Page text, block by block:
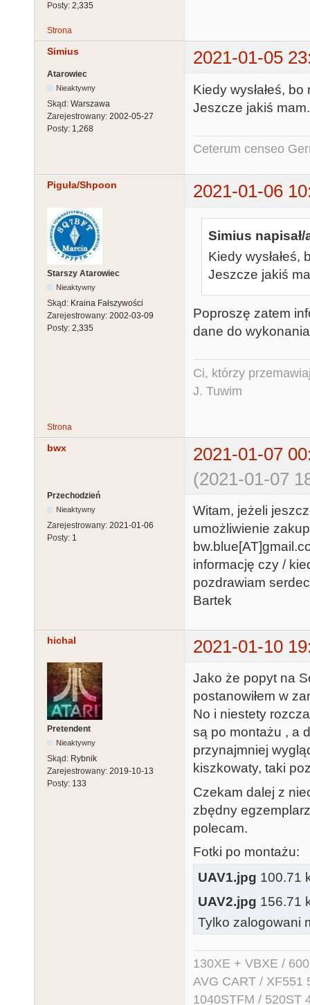
Posty: 2,335
Strona
Simius 2021-01-05
Atarowiec
Nieaktywny
Skąd: Warszawa
Zarejestrowany: 2002-05-27
Posty: 1,268
Kiedy wysłałeś,
Jeszcze jakiś mam.
Ceterum censeo
Piguła/Shpoon 2021-01-06
Starszy Atarowiec
Nieaktywny
Skąd: Kraina Fałszywości
Zarejestrowany: 2002-03-09
Posty: 2,335
Simius napisał/
Kiedy wysłałeś,
Jeszcze jakiś
Poproszę zatem
dane do
Ci, którzy
J. Tuwim
Strona
bwx
2021-01-07
(2021-01-07
Przechodzień
Nieaktywny
Zarejestrowany: 2021-01-06
Posty: 1
Witam, jeżeli
umożliwienie
informację czy /
pozdrawiam
Bartek
hichal 2021-01-10
Pretendent
Nieaktywny
Skąd: Rybnik
Zarejestrowany: 2019-10-13
Posty: 133
Jako że popyt na
postanowiłem w
No i niestety
są po montażu , a
przynajmniej
kiszkowaty, taki
Czekam dalej z
zbędny
polecam.
Fotki po montażu:
UAV1.jpg 100.71
UAV2.jpg 156.71
Tylko zalogowani
130XE + VBXE /
AVG CART / XF551
1040STFM / 520ST